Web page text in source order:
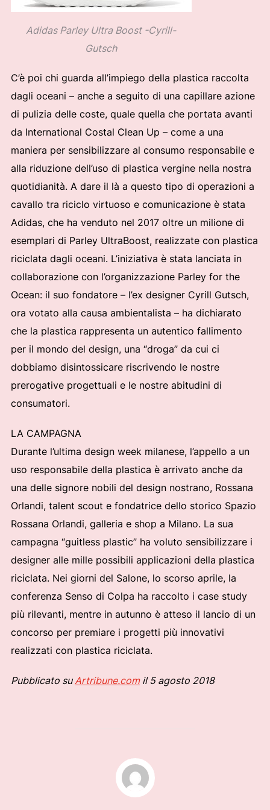
Adidas Parley Ultra Boost -Cyrill-
Gutsch
C’è poi chi guarda all’impiego della plastica raccolta
dagli oceani – anche a seguito di una capillare azione
di pulizia delle coste, quale quella che portata avanti
da International Costal Clean Up – come a una
maniera per sensibilizzare al consumo responsabile e
alla riduzione dell’uso di plastica vergine nella nostra
quotidianità. A dare il là a questo tipo di operazioni a
cavallo tra riciclo virtuoso e comunicazione è stata
Adidas, che ha venduto nel 2017 oltre un milione di
esemplari di Parley UltraBoost, realizzate con plastica
riciclata dagli oceani. L’iniziativa è stata lanciata in
collaborazione con l’organizzazione Parley for the
Ocean: il suo fondatore – l’ex designer Cyrill Gutsch,
ora votato alla causa ambientalista – ha dichiarato
che la plastica rappresenta un autentico fallimento
per il mondo del design, una “droga” da cui ci
dobbiamo disintossicare riscrivendo le nostre
prerogative progettuali e le nostre abitudini di
consumatori.
LA CAMPAGNA
Durante l’ultima design week milanese, l’appello a un
uso responsabile della plastica è arrivato anche da
una delle signore nobili del design nostrano, Rossana
Orlandi, talent scout e fondatrice dello storico Spazio
Rossana Orlandi, galleria e shop a Milano. La sua
campagna “guitless plastic” ha voluto sensibilizzare i
designer alle mille possibili applicazioni della plastica
riciclata. Nei giorni del Salone, lo scorso aprile, la
conferenza Senso di Colpa ha raccolto i case study
più rilevanti, mentre in autunno è atteso il lancio di un
concorso per premiare i progetti più innovativi
realizzati con plastica riciclata.
Pubblicato suArtribune.comil 5 agosto 2018
AUTORE DELL'ARTICOLO